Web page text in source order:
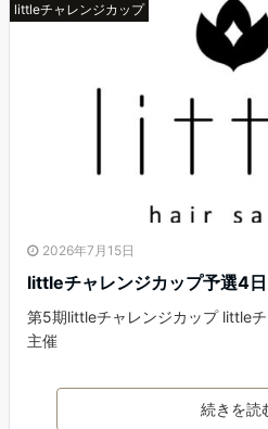
littleチャレンジカップ
2026年7月15日
littleチャレンジカップ予選4
第5期littleチャレンジカップ little
主催
続きを読